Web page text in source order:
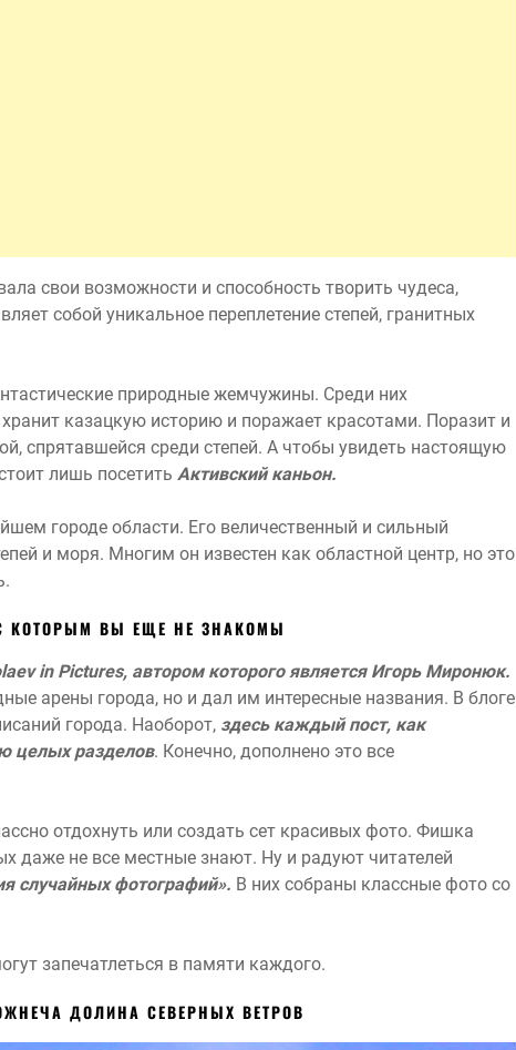
свои возможности и способность творить чудеса,
собой уникальное переплетение степей, гранитных
природные жемчужины. Среди них
казацкую историю и поражает красотами. Поразит и
спрятавшейся среди степей. А чтобы увидеть настоящую
лишь посетить Активский каньон.
городе области. Его величественный и сильный
и моря. Многим он известен как областной центр, но это
КОТОРЫМ ВЫ ЕЩЕ НЕ ЗНАКОМЫ
in Pictures, автором которого является Игорь Миронюк.
арены города, но и дал им интересные названия. В блоге
города. Наоборот, здесь каждый пост, как
целых разделов. Конечно, дополнено это все
отдохнуть или создать сет красивых фото. Фишка
даже не все местные знают. Ну и радуют читателей
случайных фотографий». В них собраны классные фото со
запечатлеться в памяти каждого.
ДОЛИНА СЕВЕРНЫХ ВЕТРОВ